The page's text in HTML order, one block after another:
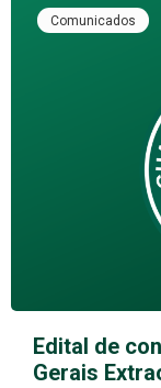
Comunicados
Edital de
Gerais